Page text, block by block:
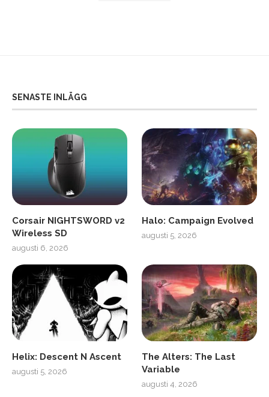
SENASTE INLÄGG
Corsair NIGHTSWORD v2
Wireless SD
augusti 6, 2026
Halo: Campaign Evolved
augusti 5, 2026
Helix: Descent N Ascent
augusti 5, 2026
The Alters: The Last
Variable
augusti 4, 2026